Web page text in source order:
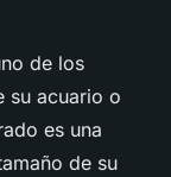
de los
su acuario o
es una
de su